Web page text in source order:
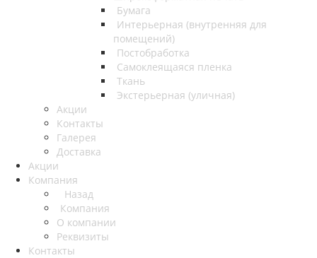
Бумага
Интерьерная (внутренняя для
помещений)
Постобработка
Самоклеящаяся пленка
Ткань
Экстерьерная (уличная)
Акции
Контакты
Галерея
Доставка
Акции
Компания
Назад
Компания
О компании
Реквизиты
Контакты